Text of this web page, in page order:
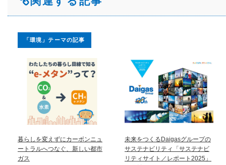
「環境」テーマの記事
暮らしを変えずにカーボンニュ
ートラルへつなぐ、新しい都市
ガス
未来をつくるDaigasグループの
サステナビリティ「サステナビ
リティサイト／レポート2025」